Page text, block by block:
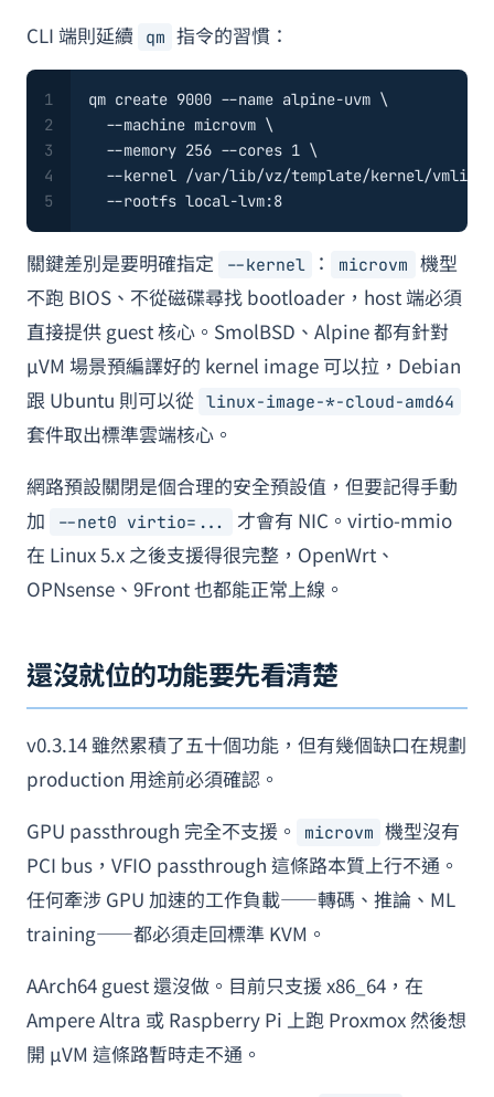
CLI 端則延續
qm 指令的習慣：
1
2
3
4
5
qm create 9000 --name alpine-uvm \
  --machine microvm \
  --memory 256 --cores 1 \
--kernel /var/lib/vz/template/kernel/
  --rootfs local-lvm:8
關鍵差別是要明確指定 --kernel ： microvm
機型
不跑 BIOS、不從磁碟尋找 bootloader，host 端必須
直接提供 guest 核心。SmolBSD、Alpine 都有針對
µVM 場景預編譯好的 kernel image 可以拉，Debian
跟 Ubuntu 則可以從 linux-image-*-cloud-amd64
套件取出標準雲端核心。
網路預設關閉是個合理的安全預設值，但要記得手動
加
--net0 virtio=...
才會有 NIC。virtio-mmio
在 Linux 5.x 之後支援得很完整，OpenWrt、
OPNsense、9Front 也都能正常上線。
還沒就位的功能要先看清楚
v0.3.14 雖然累積了五十個功能，但有幾個缺口在規劃
production 用途前必須確認。
GPU passthrough 完全不支援。
microvm 機型沒有
PCI bus，VFIO passthrough 這條路本質上行不通。
任何牽涉 GPU 加速的工作負載——轉碼、推論、ML
training——都必須走回標準 KVM。
AArch64 guest 還沒做。目前只支援 x86_64，在
Ampere Altra 或 Raspberry Pi 上跑 Proxmox 然後想
開 µVM 這條路暫時走不通。